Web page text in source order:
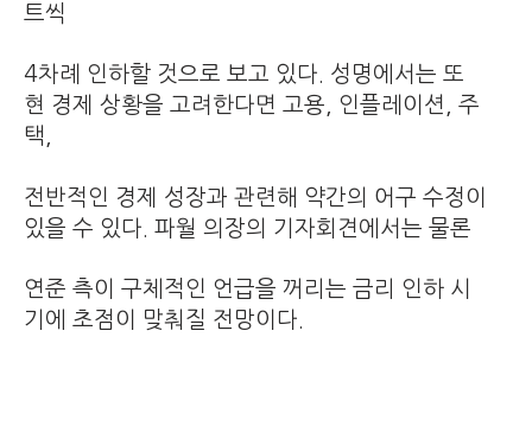
트씩
4차례 인하할 것으로 보고 있다. 성명에서는 또
현 경제 상황을 고려한다면 고용, 인플레이션, 주
택,
전반적인 경제 성장과 관련해 약간의 어구 수정이
있을 수 있다. 파월 의장의 기자회견에서는 물론
연준 측이 구체적인 언급을 꺼리는 금리 인하 시
기에 초점이 맞춰질 전망이다.